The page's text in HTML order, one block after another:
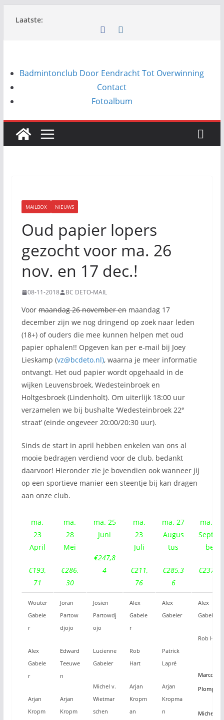
naar
Laatste:
Badmintonclub Door Eendracht Tot Overwinning
Contact
Fotoalbum
MAILBOX NIEUWS
Oud papier lopers
gezocht voor ma. 26
nov. en 17 dec.!
08-11-2018 BC DETO-MAIL
Voormaandag 26 november enmaandag 17
december zijn we nog dringend op zoek naar leden
(18+) of ouders die mee kunnen helpen met oud
papier ophalen!! Opgeven kan per e-mail bij Joey
Lieskamp (vz@bcdeto.nl), waarna je meer informatie
ontvangt. Het oud papier wordt opgehaald in de
wijken Leuvensbroek, Wedesteinbroek en
Holtgesbroek (Lindenholt). Om uiterlijk 18:00 uur
verzamelen we bij bushalte ‘Wedesteinbroek 22e
straat’ (einde ongeveer 20:00/20:30 uur).
Sinds de start in april hebben enkelen van ons al
mooie bedragen verdiend voor de club, bedankt
daarvoor! Hieronder zie je bovendien ook wanneer jij
op een sportieve manier een steentje bij kan dragen
aan onze club.
ma.
23
April
€193,
71
ma.
28
Mei
€286,
30
ma. 25
Juni
€247,8
4
ma.
23
Juli
€211,
76
ma. 27
Augus
tus
€285,3
6
ma. 24
Septem
ber
€237,40
Wouter
Gabele
r
Alex
Gabele
r
Arjan
Kropm
Joran
Partow
djojo
Edward
Teeuwe
n
Arjan
Kropm
Josien
Partowdj
ojo
Lucienne
Gabeler
Michel v.
Wietmar
schen
Alex
Gabele
r
Rob
Hart
Arjan
Kropm
an
Alex
Gabeler
Patrick
Lapré
Arjan
Kropma
n
Alex
Gabeler
Rob Hart
Marco
Plomp
Michel v.